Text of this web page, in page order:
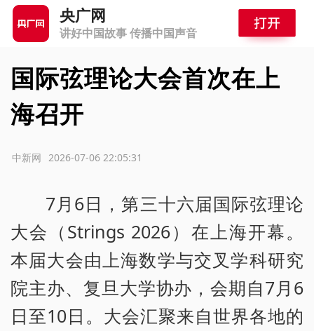
央广网
讲好中国故事 传播中国声音
国际弦理论大会首次在上
海召开
2026-07-06 22:05:31
中新网
7月6日，第三十六届国际弦理论
大会（Strings 2026）在上海开幕。
本届大会由上海数学与交叉学科研究
院主办、复旦大学协办，会期自7月6
日至10日。大会汇聚来自世界各地的